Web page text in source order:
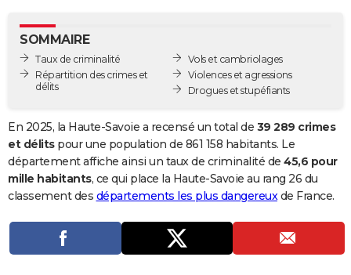
GUIDES D'ACHAT
BONS PLANS
Carte de Noël
Carte Bonne année
Carte Saint-Valentin
Carte Pâques
Carte d'anniversaire
DICTIONNAIRE
Dictionnaire
Biographies
Citations
Expressions
Proverbes
PROGRAMME TV
Se connecter
Entreprises
Service militaire
Avis de recherche
AVIS DE DÉCÈS
SOMMAIRE
Taux de criminalité
Répartition des crimes et
délits
Vols et cambriolages
Violences et agressions
Drogues et stupéfiants
En 2025, la Haute-Savoie a recensé un total de 39 289 crimes
et délitspour une population de 861 158 habitants. Le
département affiche ainsi un taux de criminalité de 45,6 pour
mille habitants, ce qui place la Haute-Savoie au rang 26 du
classement des départements les plus dangereuxde France.